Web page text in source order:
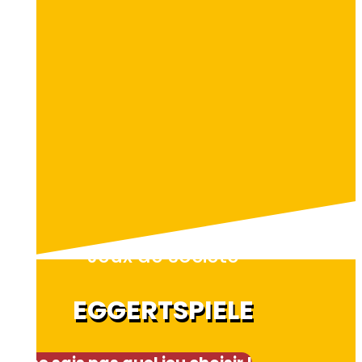
Jeux de société
EGGERTSPIELE